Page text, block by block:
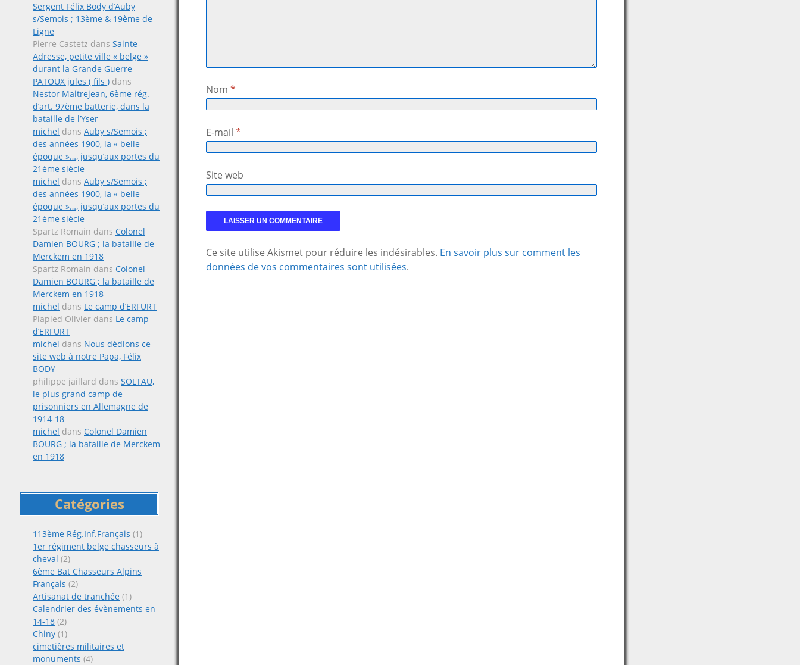
Sergent Félix Body d’Auby
s/Semois ; 13ème & 19ème de
Ligne
Pierre Castetz dans Sainte-
Adresse, petite ville « belge »
durant la Grande Guerre
PATOUX jules ( fils ) dans
Nestor Maitrejean, 6ème rég.
d’art. 97ème batterie, dans la
bataille de l’Yser
michel dans Auby s/Semois ;
des années 1900, la « belle
époque »…, jusqu’aux portes du
21ème siècle
michel dans Auby s/Semois ;
des années 1900, la « belle
époque »…, jusqu’aux portes du
21ème siècle
Spartz Romain dans Colonel
Damien BOURG ; la bataille de
Merckem en 1918
Spartz Romain dans Colonel
Damien BOURG ; la bataille de
Merckem en 1918
michel dans Le camp d’ERFURT
Plapied Olivier dans Le camp
d’ERFURT
michel dans Nous dédions ce
site web à notre Papa, Félix
BODY
philippe jaillard dans SOLTAU,
le plus grand camp de
prisonniers en Allemagne de
1914-18
michel dans Colonel Damien
BOURG ; la bataille de Merckem
en 1918
Catégories
113ème Rég.Inf.Français (1)
1er régiment belge chasseurs à
cheval (2)
6ème Bat Chasseurs Alpins
Français (2)
Artisanat de tranchée (1)
Calendrier des évènements en
14-18 (2)
Chiny (1)
cimetières militaires et
monuments (4)
Nom*
E-mail*
Site web
Ce site utilise Akismet pour réduire les indésirables. En savoir plus sur comment les
données de vos commentaires sont utilisées.